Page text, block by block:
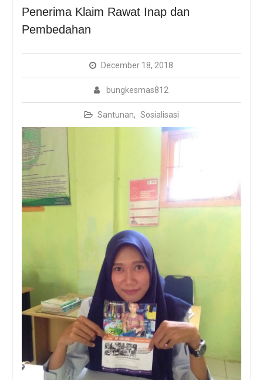
Sosialisasi Bungkemas
Kesehatan Covid-19
JAKARTA UNTUK NEGERI
Penerima Klaim Rawat Inap dan
Pembedahan
December 18, 2018
bungkesmas812
Santunan, Sosialisasi